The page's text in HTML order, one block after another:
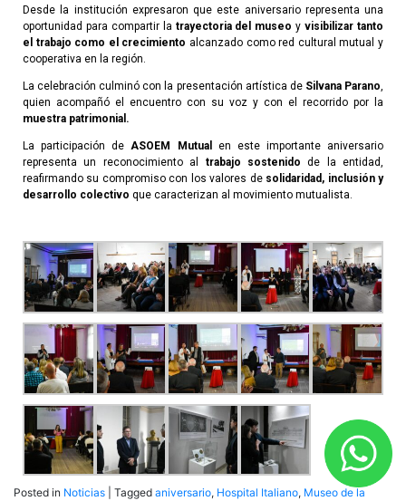
Desde la institución expresaron que este aniversario representa una
oportunidad para compartir la trayectoria del museo yvisibilizar tanto
el trabajo como el crecimiento alcanzado como red cultural mutual y
cooperativa en la región.
La celebración culminó con la presentación artística de Silvana Parano,
quien acompañó el encuentro con su voz y con el recorrido por la
muestra patrimonial.
La participación deASOEM Mutual
en este importante aniversario
representa un reconocimiento al trabajo sostenido de la entidad,
reafirmando su compromiso con los valores de solidaridad, inclusión y
desarrollo colectivo que caracterizan al movimiento mutualista.
Posted in Noticias Tagged aniversario, Hospital Italiano, Museo de la